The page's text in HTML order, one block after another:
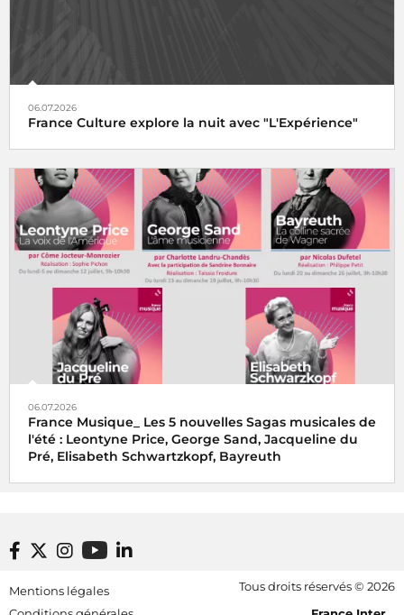
06.07.2026
France Culture explore la nuit avec "L'Expérience"
06.07.2026
France Musique_ Les 5 nouvelles Sagas musicales de
l'été : Leontyne Price, George Sand, Jacqueline du
Pré, Elisabeth Schwartzkopf, Bayreuth
Footer bottom
Mentions légales
Tous droits réservés © 2026
[RDF] Pied de page - Mobile